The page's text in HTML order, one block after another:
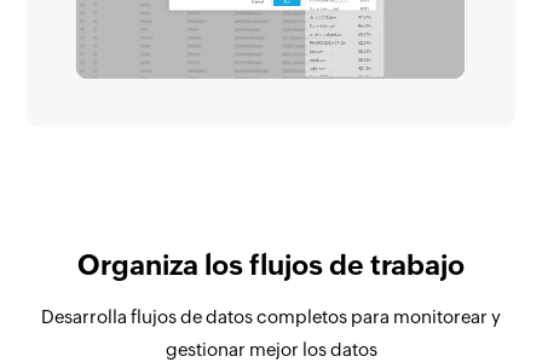
Organiza los flujos de trabajo
Desarrolla flujos de datos completos para monitorear y
gestionar mejor los datos